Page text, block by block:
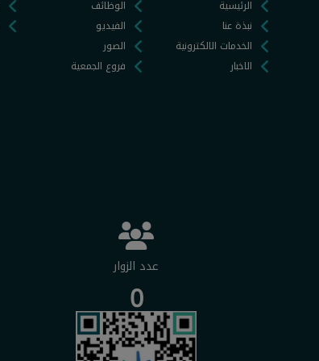
الرئيسية
نبذة عنا
الخدمات الالكترونية
الاخبار
الوظائف
الفيديو
الصور
فروع الجمعية
عدد الزوار
0